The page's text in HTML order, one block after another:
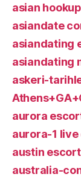
asian
asiandate
asiandating
asiandating
askeri-
aurora
aurora-1
austin
australia-